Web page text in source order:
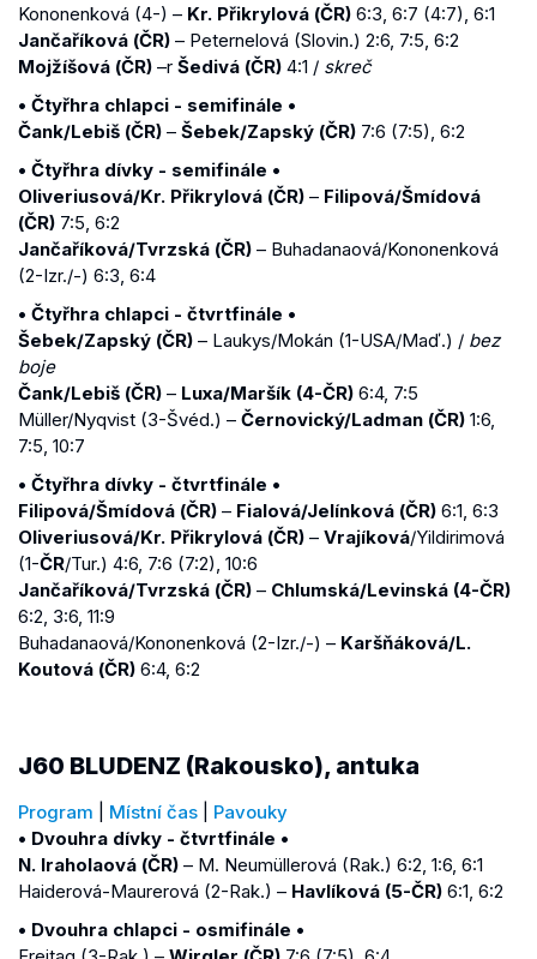
Kononenková (4-) – Kr. Přikrylová (ČR) 6:3, 6:7 (4:7), 6:1
Jančaříková (ČR) – Peternelová (Slovin.) 2:6, 7:5, 6:2
Mojžíšová (ČR) –r Šedivá (ČR) 4:1 / skreč
• Čtyřhra chlapci - semifinále •
Čank/Lebiš (ČR) – Šebek/Zapský (ČR) 7:6 (7:5), 6:2
• Čtyřhra dívky - semifinále •
Oliveriusová/Kr. Přikrylová (ČR) – Filipová/Šmídová
(ČR) 7:5, 6:2
Jančaříková/Tvrzská (ČR) – Buhadanaová/Kononenková
(2-Izr./-) 6:3, 6:4
• Čtyřhra chlapci - čtvrtfinále •
Šebek/Zapský (ČR) – Laukys/Mokán (1-USA/Maď.) / bez
boje
Čank/Lebiš (ČR) – Luxa/Maršík (4-ČR) 6:4, 7:5
Müller/Nyqvist (3-Švéd.) – Černovický/Ladman (ČR) 1:6,
7:5, 10:7
• Čtyřhra dívky - čtvrtfinále •
Filipová/Šmídová (ČR) – Fialová/Jelínková (ČR) 6:1, 6:3
Oliveriusová/Kr. Přikrylová (ČR) – Vrajíková/Yildirimová
(1-ČR/Tur.) 4:6, 7:6 (7:2), 10:6
Jančaříková/Tvrzská (ČR) – Chlumská/Levinská (4-ČR)
6:2, 3:6, 11:9
Buhadanaová/Kononenková (2-Izr./-) – Karšňáková/L.
Koutová (ČR) 6:4, 6:2
J60 BLUDENZ (Rakousko), antuka
Program Místní čas
Pavouky
• Dvouhra dívky - čtvrtfinále •
N. Iraholaová (ČR) – M. Neumüllerová (Rak.) 6:2, 1:6, 6:1
Haiderová-Maurerová (2-Rak.) – Havlíková (5-ČR) 6:1, 6:2
• Dvouhra chlapci - osmifinále •